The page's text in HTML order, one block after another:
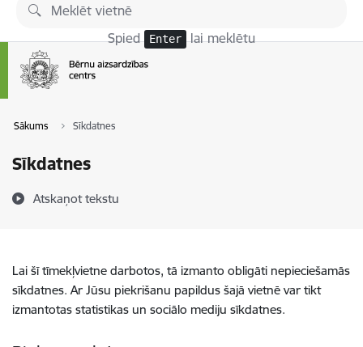
Pāriet uz lapas saturu
Spied Enter lai meklētu
Sākums Sīkdatnes
Sīkdatnes
Atskaņot tekstu
Lai šī tīmekļvietne darbotos, tā izmanto obligāti nepieciešamās
sīkdatnes. Ar Jūsu piekrišanu papildus šajā vietnē var tikt
izmantotas statistikas un sociālo mediju sīkdatnes.